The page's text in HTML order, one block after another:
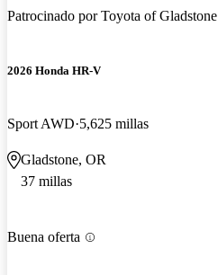
Patrocinado porToyota of Gladstone
2026 Honda HR-V
Sport AWD 5,625 millas
Gladstone, OR
37 millas
Buena oferta